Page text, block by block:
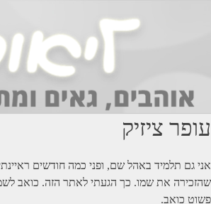
עופר ציזיק
אני גם תלמיד באהל שם, ופני כמה חודשים
שהזכירה את שמו. כך הגעתי לאתר הזה. כואב
פשוט כואב.